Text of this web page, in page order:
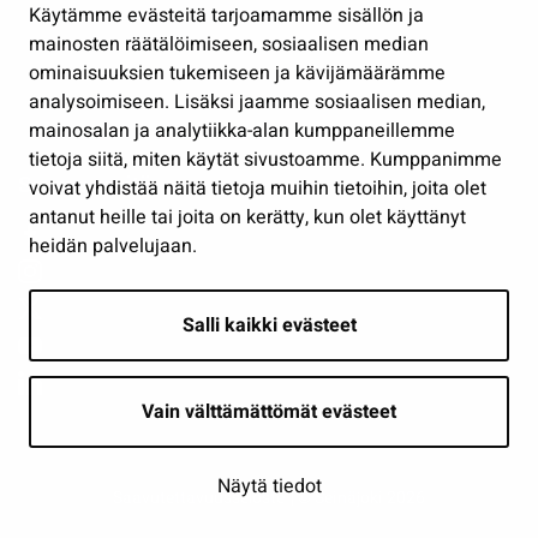
Käytämme evästeitä tarjoamamme sisällön ja
mainosten räätälöimiseen, sosiaalisen median
ominaisuuksien tukemiseen ja kävijämäärämme
analysoimiseen. Lisäksi jaamme sosiaalisen median,
mainosalan ja analytiikka-alan kumppaneillemme
tietoja siitä, miten käytät sivustoamme. Kumppanimme
voivat yhdistää näitä tietoja muihin tietoihin, joita olet
antanut heille tai joita on kerätty, kun olet käyttänyt
heidän palvelujaan.
Salli kaikki evästeet
Vain välttämättömät evästeet
Näytä tiedot
Työ ja yrittäminen
Osallistu ja asioi
Näytä omat evästeasetukseni
Seuraa meitä
Saavutettavuusseloste | © Seinäjoki 2026